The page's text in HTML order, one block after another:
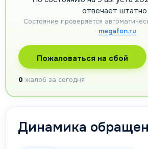
отвечает штатно
Состояние проверяется
· megafon.ru
Пожаловаться на сбой
0 жалоб за сегодня
Динамика